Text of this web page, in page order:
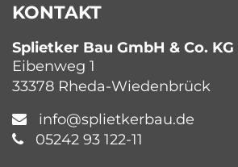
KONTAKT
Splietker Bau GmbH & Co. KG
Eibenweg 1
33378 Rheda-Wiedenbrück
info@splietkerbau.de
05242 93 122-11